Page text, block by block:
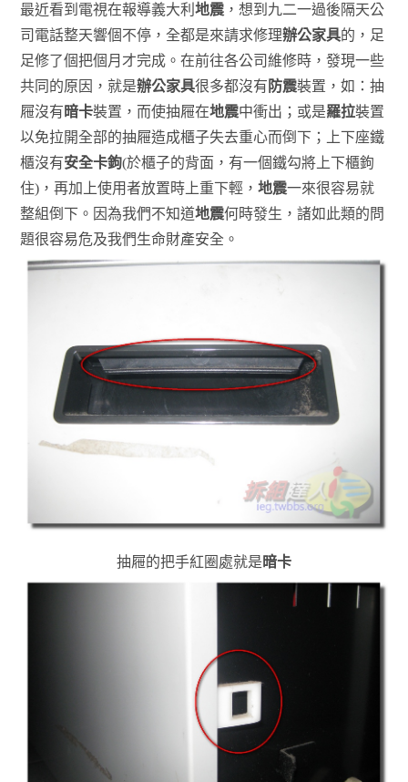
最近看到電視在報導義大利地震 ，想到九二一過後隔天公
司電話整天響個不停，全都是來請求修理辦公家具的，足
足修了個把個月才完成。在前往各公司維修時，發現一些
共同的原因，就是辦公家具很多都沒有 防震裝置，如：抽
屜沒有 暗卡裝置，而使抽屜在地震中衝出；或是羅拉裝置
以免拉開全部的抽屜造成櫃子失去重心而倒下；上下座鐵
櫃沒有安全卡鉤(於櫃子的背面，有一個鐵勾將上下櫃鉤
住)，再加上使用者放置時上重下輕，地震一來很容易就
整組倒下。因為我們不知道地震何時發生，諸如此類的問
題很容易危及我們生命財產安全。
抽屜的把手紅圈處就是 暗卡